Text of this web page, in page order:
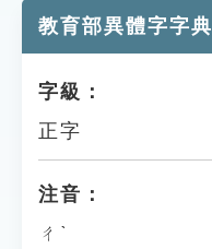
貓頭鷹博士
教育部異體字字典
字級：
正字
注音：
ㄔˋ